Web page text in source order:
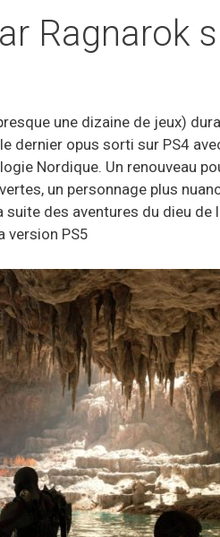
Ragnarok
une dizaine de jeux)
dernier opus sorti sur PS4
Nordique. Un renouveau
un personnage plus
des aventures du dieu
version PS5